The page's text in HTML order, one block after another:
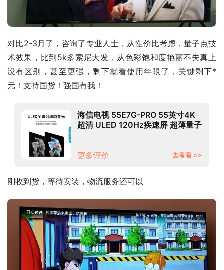
对比2-3月了，咨询了专业人士，从性价比考虑，量子点技
术效果，比到5k多索尼大发，从色彩饱和度艳丽不失真上
没有区别，甚至更强，剩下就看使用年限了，关键剩下*
元！支持国货！强国有我！
海信电视 55E7G-PRO 55英寸4K
超清 ULED 120Hz疾速屏 超薄量子
更多评价
去看看 >>
刚收到货，等待安装，物流服务还可以